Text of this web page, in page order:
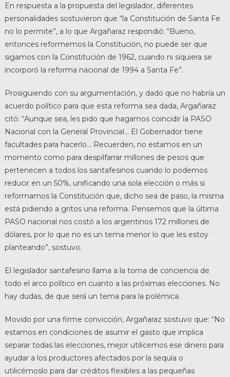
En respuesta a la propuesta del legislador, diferentes
personalidades sostuvieron que “la Constitución de Santa Fe
no lo permite”, a lo que Argañaraz respondió: “Bueno,
entonces reformemos la Constitución, no puede ser que
sigamos con la Constitución de 1962, cuando ni siquiera se
incorporó la reforma nacional de 1994 a Santa Fe”.
Prosiguiendo con su argumentación, y dado que no habría un
acuerdo político para que esta reforma sea dada, Argañaraz
citó: “Aunque sea, les pido que hagamos coincidir la PASO
Nacional con la General Provincial… El Gobernador tiene
facultades para hacerlo… Recuerden, no estamos en un
momento como para despilfarrar millones de pesos que
pertenecen a todos los santafesinos cuando lo podemos
reducir en un 50%, unificando una sola elección o más si
reformamos la Constitución que, dicho sea de paso, la misma
está pidiendo a gritos una reforma. Pensemos que la última
PASO nacional nos costó a los argentinos 172 millones de
dólares, por lo que no es un tema menor lo que les estoy
planteando”, sostuvo.
El legislador santafesino llama a la toma de conciencia de
todo el arco político en cuanto a las próximas elecciones. No
hay dudas, de que será un tema para la polémica.
Movido por una firme convicción, Argañaraz sostuvo que: “No
estamos en condiciones de asumir el gasto que implica
separar todas las elecciones, mejor utilicemos ese dinero para
ayudar a los productores afectados por la sequía o
utilicémoslo para dar créditos flexibles a las pequeñas